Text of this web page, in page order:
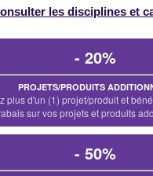
les disciplines et
- 20%
PROJETS/PRODUITS
plus d'un (1) projet/produit et
sur vos projets et produits
- 50%